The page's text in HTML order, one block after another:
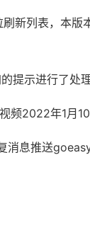
刷新列表，本版
提示进行了处
频2022年1月
消息推送